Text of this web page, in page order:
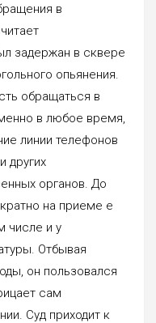
в
задержан в сквере
опьянения.
обращаться в
в любое время,
линии телефонов
других
органов. До
на приеме e
числе и у
Отбывая
он пользовался
сам
Суд приходит к